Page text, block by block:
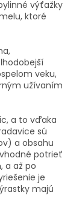
výťažky
ktoré
veku,
užívaním
a to vďaka
sú
a obsahu
potrieť
a až po
je
majú